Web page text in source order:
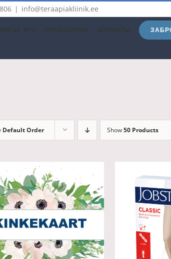
| info@teraapiakliinik.ee
до -90% ПРЕЙСКУРАНТ КОНТАКТЫ
Default Order Show50 Products